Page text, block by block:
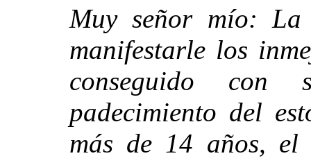
Muy señor mío: La
manifestarle los
conseguido con
padecimiento del
más de 14 años,